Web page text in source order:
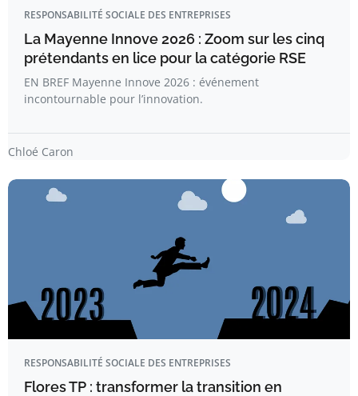
RESPONSABILITÉ SOCIALE DES ENTREPRISES
La Mayenne Innove 2026 : Zoom sur les cinq
prétendants en lice pour la catégorie RSE
EN BREF Mayenne Innove 2026 : événement
incontournable pour l’innovation.
Chloé Caron
RESPONSABILITÉ SOCIALE DES ENTREPRISES
Flores TP : transformer la transition en